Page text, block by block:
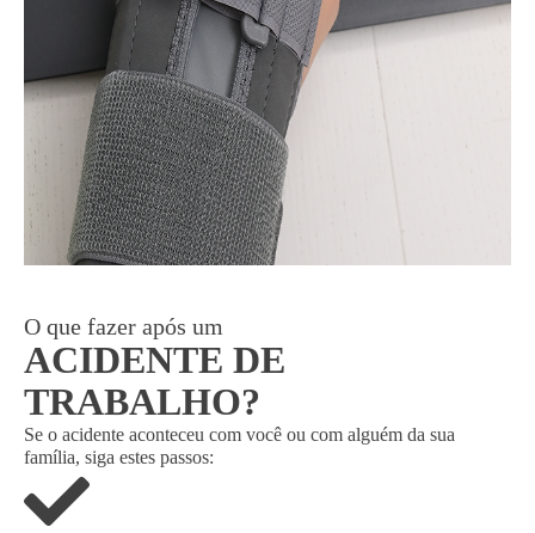
O que fazer após um
ACIDENTE DE
TRABALHO?
Se o acidente aconteceu com você ou com alguém da sua
família, siga estes passos: